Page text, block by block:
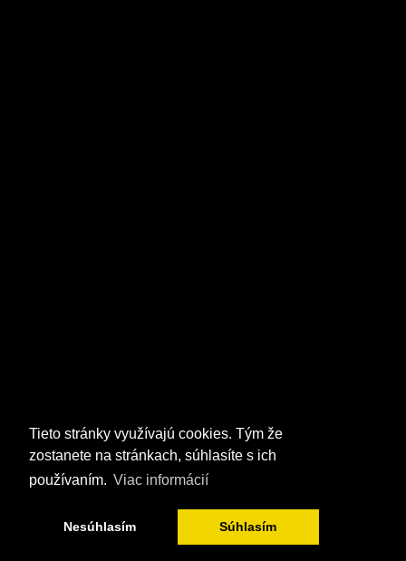
Tieto stránky využívajú cookies. Tým že
zostanete na stránkach, súhlasíte s ich
používaním. Viac informácií
Nesúhlasím Súhlasím